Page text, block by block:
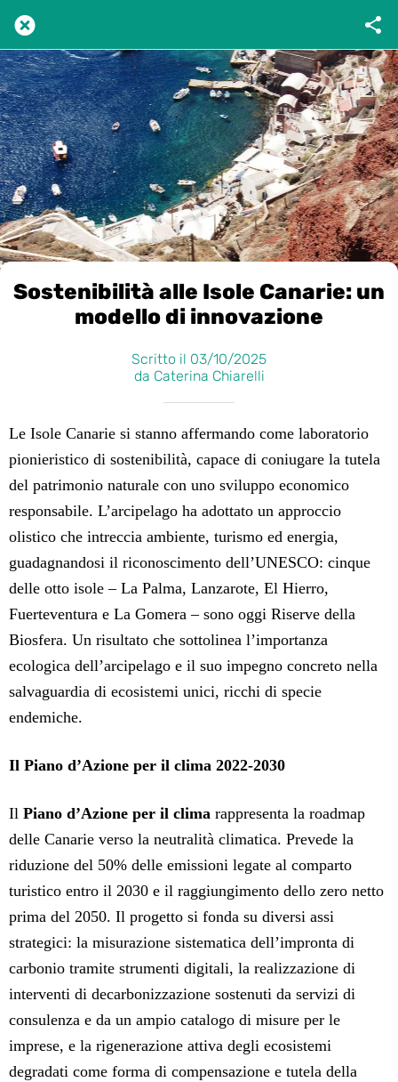
Sostenibilità alle Isole Canarie: un
modello di innovazione
Scritto il 03/10/2025
da Caterina Chiarelli
Le Isole Canarie si stanno affermando come laboratorio
pionieristico di sostenibilità, capace di coniugare la tutela
del patrimonio naturale con uno sviluppo economico
responsabile. L’arcipelago ha adottato un approccio
olistico che intreccia ambiente, turismo ed energia,
guadagnandosi il riconoscimento dell’UNESCO: cinque
delle otto isole – La Palma, Lanzarote, El Hierro,
Fuerteventura e La Gomera – sono oggi Riserve della
Biosfera. Un risultato che sottolinea l’importanza
ecologica dell’arcipelago e il suo impegno concreto nella
salvaguardia di ecosistemi unici, ricchi di specie
endemiche.
Il Piano d’Azione per il clima 2022-2030
Il Piano d’Azione per il clima rappresenta la roadmap
delle Canarie verso la neutralità climatica. Prevede la
riduzione del 50% delle emissioni legate al comparto
turistico entro il 2030 e il raggiungimento dello zero netto
prima del 2050. Il progetto si fonda su diversi assi
strategici: la misurazione sistematica dell’impronta di
carbonio tramite strumenti digitali, la realizzazione di
interventi di decarbonizzazione sostenuti da servizi di
consulenza e da un ampio catalogo di misure per le
imprese, e la rigenerazione attiva degli ecosistemi
degradati come forma di compensazione e tutela della